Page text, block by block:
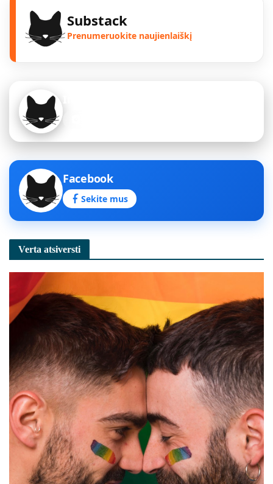
Substack
Prenumeruokite naujienlaiškį
Facebook
Sekite mus
Verta atsiversti